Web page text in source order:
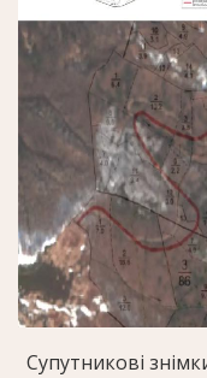
Супутникові